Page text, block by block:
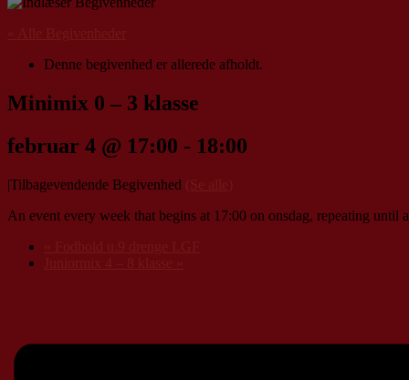
Denne begivenhed er allerede afholdt.
Minimix 0 – 3 klasse
februar 4 @ 17:00 - 18:00
|Tilbagevendende Begivenhed
An event every week that begins at 17:00 on onsdag, repeating until